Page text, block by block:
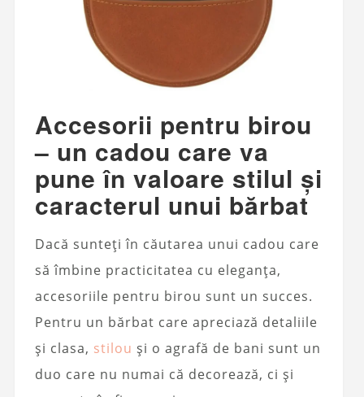
Accesorii pentru birou
– un cadou care va
pune în valoare stilul și
caracterul unui bărbat
Dacă sunteți în căutarea unui cadou care
să îmbine practicitatea cu eleganța,
accesoriile pentru birou sunt un succes.
Pentru un bărbat care apreciază detaliile
și clasa, stilou și o agrafă de bani sunt un
duo care nu numai că decorează, ci și